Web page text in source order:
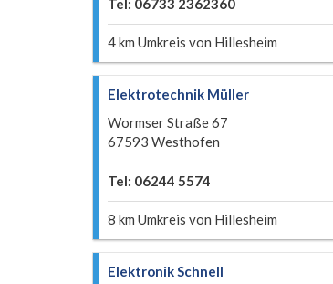
Tel: 06733 2362360
4 km Umkreis von Hillesheim
Elektrotechnik Müller
Wormser Straße 67
67593 Westhofen
Tel: 06244 5574
8 km Umkreis von Hillesheim
Elektronik Schnell